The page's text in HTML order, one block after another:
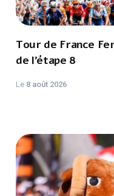
Tour de France
de l’étape 8
Le 8 août 2026